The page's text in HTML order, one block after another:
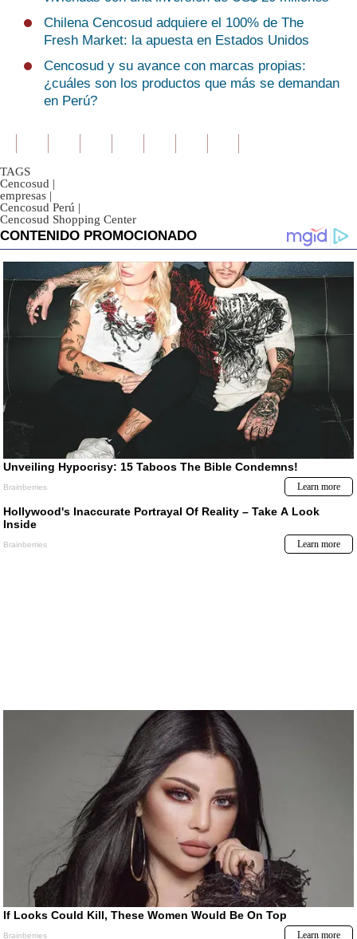
Chilena Cencosud adquiere el 100% de The
Fresh Market: la apuesta en Estados Unidos
Cencosud y su avance con marcas propias:
¿cuáles son los productos que más se demandan
en Perú?
TAGS
Cencosud |
empresas |
Cencosud Perú |
Cencosud Shopping Center